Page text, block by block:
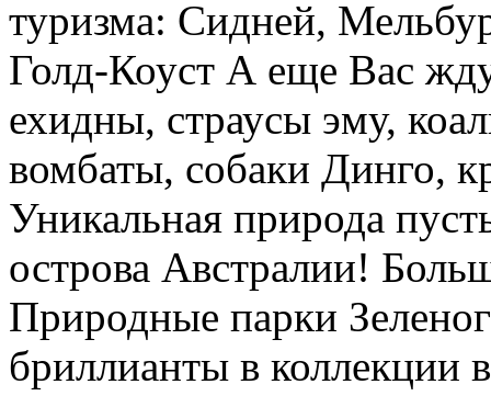
туризма: Сидней,
Голд-Коуст А еще Вас
ехидны, страусы эму,
вомбаты, собаки Динго,
Уникальная природа
острова Австралии!
Природные парки
бриллианты в коллекции